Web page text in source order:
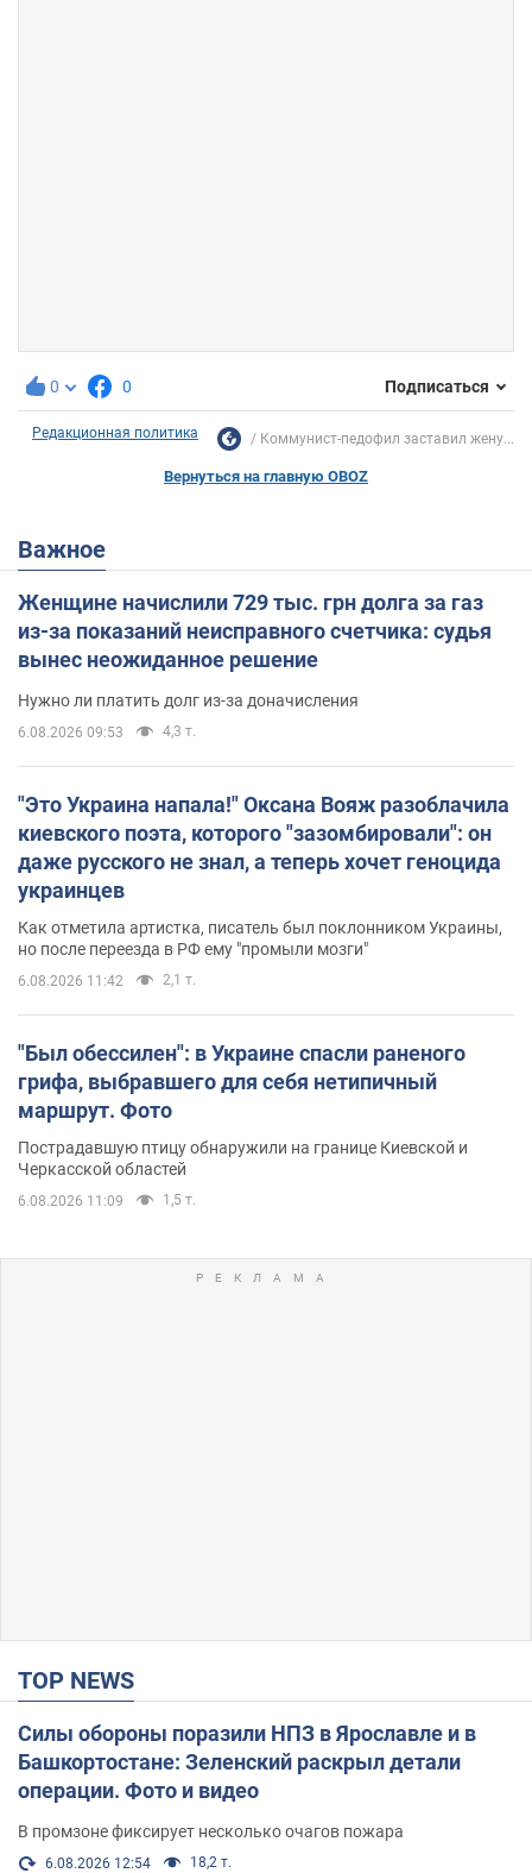
0 0 Подписаться
Редакционная политика Коммунист-педофил заставил жену...
Вернуться на главную OBOZ
Важное
Женщине начислили 729 тыс. грн долга за газ
из-за показаний неисправного счетчика: судья
вынес неожиданное решение
Нужно ли платить долг из-за доначисления
6.08.2026 09:53 4,3 т.
"Это Украина напала!" Оксана Вояж разоблачила
киевского поэта, которого "зазомбировали": он
даже русского не знал, а теперь хочет геноцида
украинцев
Как отметила артистка, писатель был поклонником Украины,
но после переезда в РФ ему "промыли мозги"
6.08.2026 11:42 2,1 т.
"Был обессилен": в Украине спасли раненого
грифа, выбравшего для себя нетипичный
маршрут. Фото
Пострадавшую птицу обнаружили на границе Киевской и
Черкасской областей
6.08.2026 11:09 1,5 т.
TOP NEWS
Силы обороны поразили НПЗ в Ярославле и в
Башкортостане: Зеленский раскрыл детали
операции. Фото и видео
В промзоне фиксирует несколько очагов пожара
6.08.2026 12:54 18,2 т.